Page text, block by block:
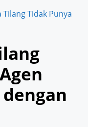
Tidak Punya